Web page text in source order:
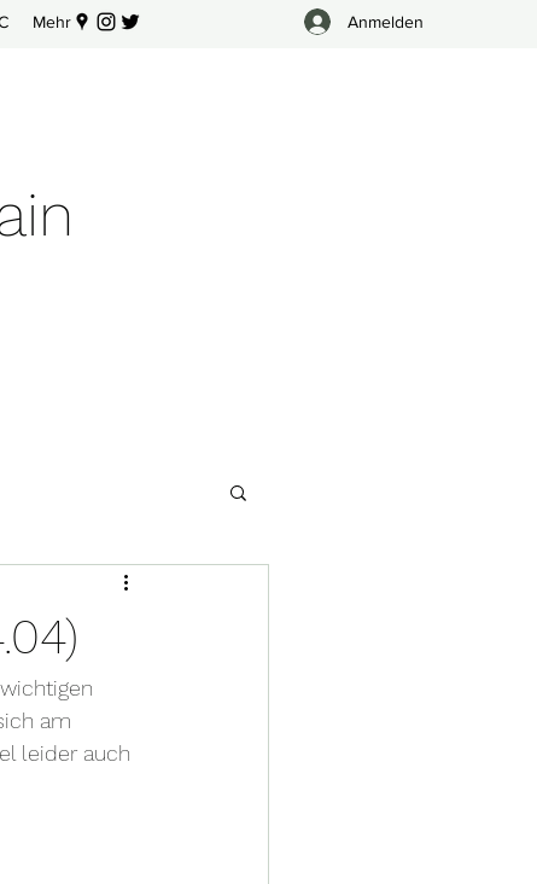
Mehr Anmelden
am
leider auch